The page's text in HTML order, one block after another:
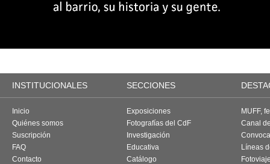
INSTITUCIONALES SECCIONES
Inicio
Quiénes somos
Suscripción
FAQ
Contacto
Exposiciones
Fotografías del CdF
Investigación
Educativa
Catálogo
MUFF,
Canal
Líneas